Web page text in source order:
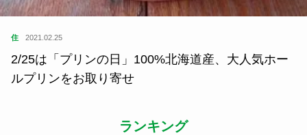
住 2021.02.25
2/25は「プリンの日」100%北海道産、大人気ホー
ルプリンをお取り寄せ
ランキング